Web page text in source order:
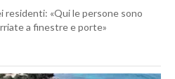
residenti: «Qui le persone sono
a finestre e porte»